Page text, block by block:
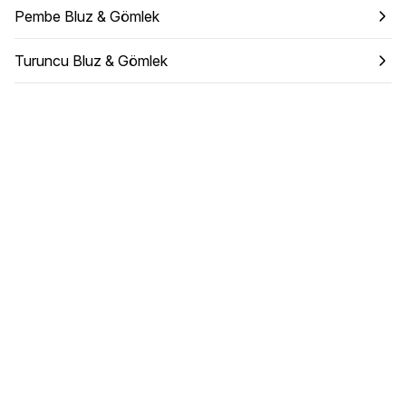
Pembe Bluz & Gömlek
Turuncu Bluz & Gömlek